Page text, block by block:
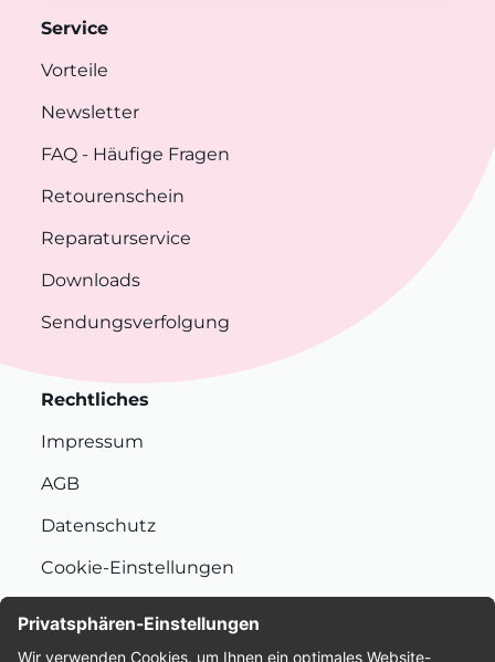
Service
Vorteile
Newsletter
FAQ - Häufige Fragen
Retourenschein
Reparaturservice
Downloads
Sendungsverfolgung
Rechtliches
Impressum
AGB
Datenschutz
Cookie-Einstellungen